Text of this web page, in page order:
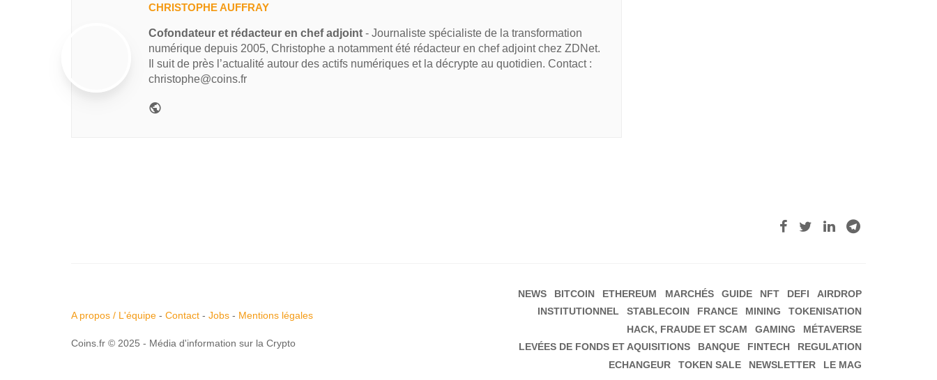
CHRISTOPHE AUFFRAY
Cofondateur et rédacteur en chef adjoint - Journaliste spécialiste de la transformation
numérique depuis 2005, Christophe a notamment été rédacteur en chef adjoint chez ZDNet.
Il suit de près l’actualité autour des actifs numériques et la décrypte au quotidien. Contact :
christophe@coins.fr
A propos / L'équipe - Contact - Jobs - Mentions légales
Coins.fr © 2025 - Média d'information sur la Crypto
NEWS BITCOIN ETHEREUM MARCHÉS GUIDE NFT DEFI
AIRDROP
INSTITUTIONNEL
STABLECOIN FRANCE MINING
TOKENISATION
HACK, FRAUDE ET SCAM
GAMING
MÉTAVERSE
LEVÉES DE FONDS ET AQUISITIONS
BANQUE FINTECH
REGULATION
ECHANGEUR
TOKEN SALE NEWSLETTER LE MAG